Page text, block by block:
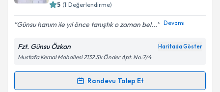
Kişisel verilerimin işlenmesine ilişkin
Metni'ni okudum ve kişisel verilerimin belirtilen
kapsamda işlenmesini kabul ediyorum.
5 (1 Değerlendirme)
Günsu hanım ile yıl önce tanıştık o zaman bel... Devamı
Fzt. Günsu Özkan Haritada Göster
Mustafa Kemal Mahallesi 2132.Sk Önder Apt. No:7/4
Randevu Talep Et
Randevu Takvimi Talebi